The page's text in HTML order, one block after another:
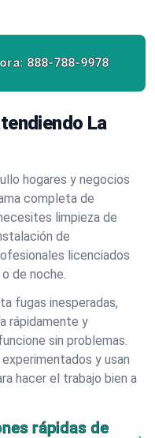
888-788-9978
La
hogares y negocios
completa de
limpieza de
de
licenciados
de noche.
fugas inesperadas,
rápidamente y
sin problemas.
y usan
hacer el trabajo bien a
rápidas de